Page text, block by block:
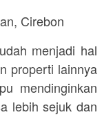
menjadi hal
properti lainnya
mendinginkan
lebih sejuk dan